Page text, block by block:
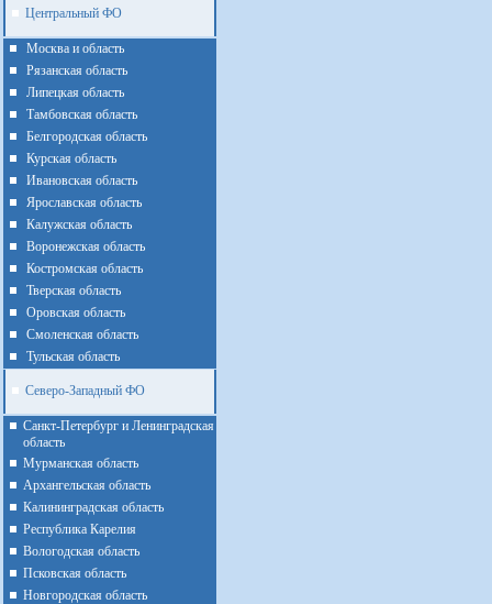
Центральный ФО
Москва и область
Рязанская область
Липецкая область
Тамбовская область
Белгородская область
Курская область
Ивановская область
Ярославская область
Калужская область
Воронежская область
Костромская область
Тверская область
Оровская область
Смоленская область
Тульская область
Северо-Западный ФО
Санкт-Петербург и Ленинградская
область
Мурманская область
Архангельская область
Калининградская область
Республика Карелия
Вологодская область
Псковская область
Новгородская область